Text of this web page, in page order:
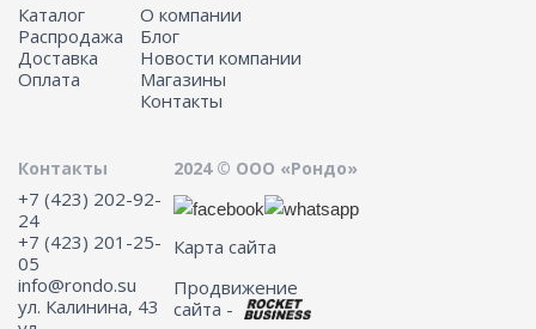
Каталог
Распродажа
Доставка
Оплата
О компании
Блог
Новости компании
Магазины
Контакты
Контакты
+7 (423) 202-92-
24
+7 (423) 201-25-
05
info@rondo.su
ул. Калинина, 43
2024 © ООО «Рондо»
Карта сайта
Продвижение
сайта -